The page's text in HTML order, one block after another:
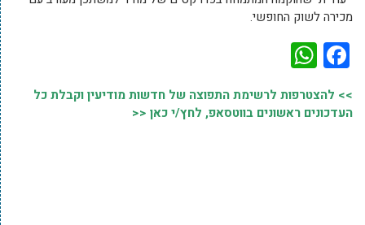
מכירה לשוק החופשי.
Facebook
>> להצטרפות לרשימת התפוצה של חדשות מודיעין וקבלת כל
העדכונים ראשונים בווטסאפ, לחץ/י כאן <<